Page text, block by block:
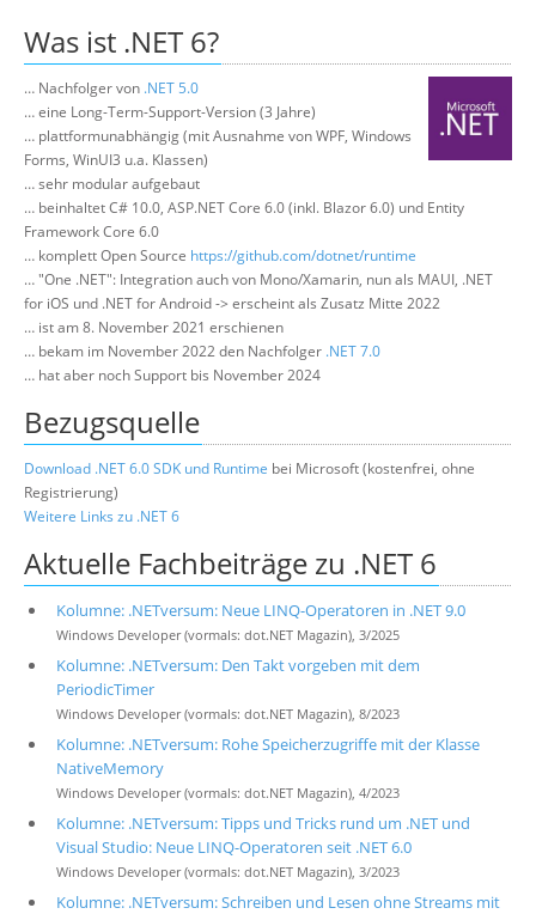
Über uns
Was ist .NET 6?
… Nachfolger von .NET 5.0
… eine Long-Term-Support-Version (3 Jahre)
… plattformunabhängig (mit Ausnahme von WPF, Windows
Forms, WinUI3 u.a. Klassen)
… sehr modular aufgebaut
… beinhaltet C# 10.0, ASP.NET Core 6.0 (inkl. Blazor 6.0) und Entity
Framework Core 6.0
… komplett Open Source https://github.com/dotnet/runtime
… "One .NET": Integration auch von Mono/Xamarin, nun als MAUI, .NET
for iOS und .NET for Android -> erscheint als Zusatz Mitte 2022
… ist am 8. November 2021 erschienen
… bekam im November 2022 den Nachfolger .NET 7.0
… hat aber noch Support bis November 2024
Bezugsquelle
Download .NET 6.0 SDK und Runtime bei Microsoft (kostenfrei, ohne
Registrierung)
Weitere Links zu .NET 6
Aktuelle Fachbeiträge zu .NET 6
Kolumne: .NETversum: Neue LINQ-Operatoren in .NET 9.0
Windows Developer (vormals: dot.NET Magazin), 3/2025
Kolumne: .NETversum: Den Takt vorgeben mit dem
PeriodicTimer
Windows Developer (vormals: dot.NET Magazin), 8/2023
Kolumne: .NETversum: Rohe Speicherzugriffe mit der Klasse
NativeMemory
Windows Developer (vormals: dot.NET Magazin), 4/2023
Kolumne: .NETversum: Tipps und Tricks rund um .NET und
Visual Studio: Neue LINQ-Operatoren seit .NET 6.0
Windows Developer (vormals: dot.NET Magazin), 3/2023
Kolumne: .NETversum: Schreiben und Lesen ohne Streams mit